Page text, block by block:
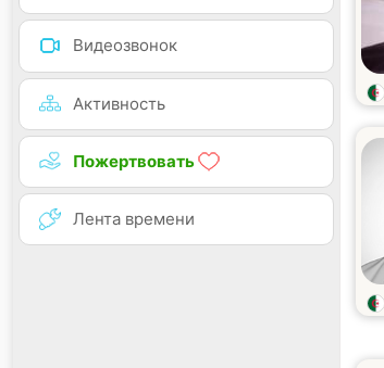
Видеозвонок
Активность
Пожертвовать
Лента времени